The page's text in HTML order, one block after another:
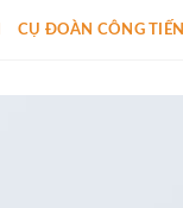
CỤ ĐOÀN CÔNG TIẾN